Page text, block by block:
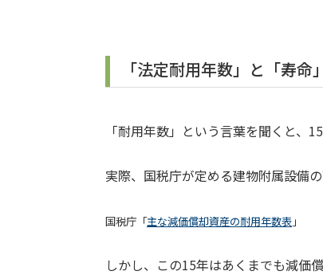
「法定耐用年数」と「寿命
「耐用年数」という言葉を聞くと、
実際、国税庁が定める建物附属設備
国税庁「主な減価償却資産の耐用年数表 」
しかし、この15年はあくまでも減価